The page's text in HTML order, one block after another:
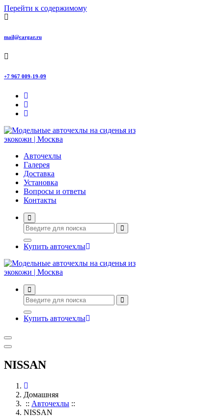
Перейти к содержимому
mail@cargar.ru
+7 967 009-19-09
Авточехлы с доставкой и установкой в Москве
Авточехлы
Галерея
Доставка
Установка
Вопросы и ответы
Контакты
Купить авточехлы
Авточехлы с доставкой и установкой в Москве
Купить авточехлы
NISSAN
Домашняя
:: Авточехлы ::
NISSAN